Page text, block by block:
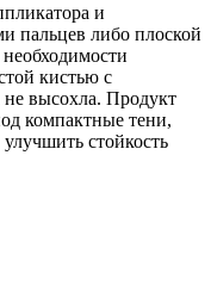
и
пальцев либо плоской
кистью с
не высохла. Продукт
компактные тени,
стойкость